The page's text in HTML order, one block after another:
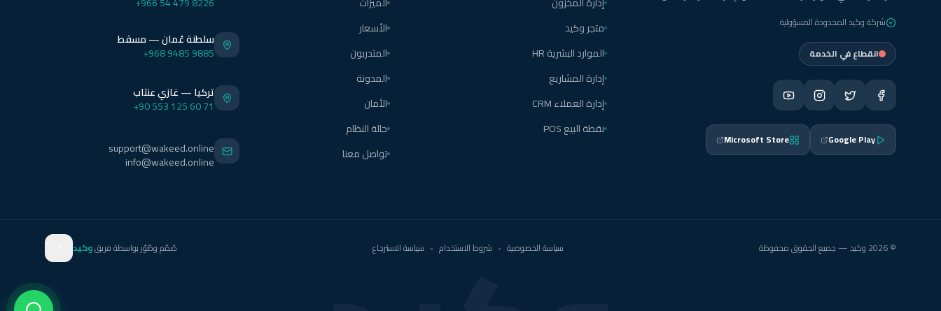
شركة وكيد المحدودة المسؤولية
انقطاع في الخدمة
Google Play
Microsoft Store
متجر وكيد
الموارد البشرية HR
إدارة المشاريع
إدارة العملاء CRM
نقطة البيع POS
الأسعار
المتدربون
المدونة
الأمان
حالة النظام
تواصل معنا
سلطنة عُمان — مسقط
+968 9485 9885
تركيا — غازي عنتاب
+90 553 125 60 71
support@wakeed.online
info@wakeed.online
© 2026 وكيد — جميع الحقوق محفوظة سياسة الخصوصية • شروط الاستخدام • سياسة الاسترجاع صُمّم وطُوّر بواسطة فريقوكيد